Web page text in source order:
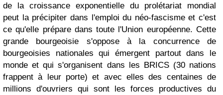
de la croissance exponentielle du prolétariat mondial
peut la précipiter dans l'emploi du néo-fascisme et c'est
ce qu'elle prépare dans toute l'Union européenne. Cette
grande bourgeoisie s'oppose à la concurrence de
bourgeoisies nationales qui émergent partout dans le
monde et qui s'organisent dans les BRICS (30 nations
frappent à leur porte) et avec elles des centaines de
millions d'ouvriers qui sont les forces productives du